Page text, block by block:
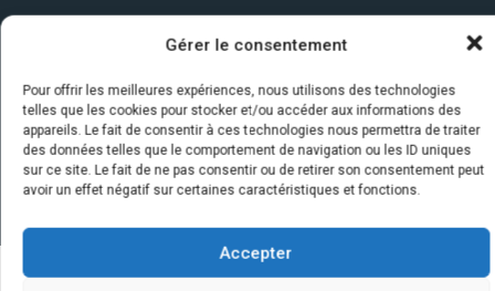
Gérer le consentement
Pour offrir les meilleures expériences, nous utilisons des technologies
telles que les cookies pour stocker et/ou accéder aux informations des
appareils. Le fait de consentir à ces technologies nous permettra de traiter
des données telles que le comportement de navigation ou les ID uniques
sur ce site. Le fait de ne pas consentir ou de retirer son consentement peut
avoir un effet négatif sur certaines caractéristiques et fonctions.
Accepter